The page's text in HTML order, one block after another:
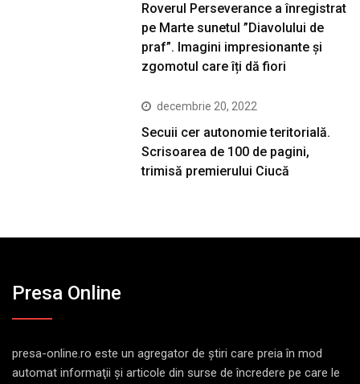
Roverul Perseverance a înregistrat
pe Marte sunetul ”Diavolului de
praf”. Imagini impresionante și
zgomotul care îți dă fiori
decembrie 20, 2022
Secuii cer autonomie teritorială.
Scrisoarea de 100 de pagini,
trimisă premierului Ciucă
Presa Online
presa-online.ro este un agregator de ştiri care preia în mod
automat informaţii şi articole din surse de încredere pe care le